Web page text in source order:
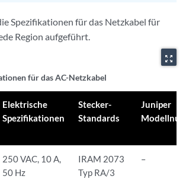
Spezifikationen für das Netzkabel für
Region aufgeführt.
zoom_out_map
für das AC-Netzkabel
Elektrische
Spezifikationen
Stecker-
Standards
Juniper
250 VAC, 10 A,
50 Hz
IRAM 2073
Typ RA/3
–